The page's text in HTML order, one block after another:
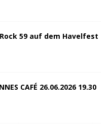
59 auf dem Havelfest
CAFÉ 26.06.2026 19.30